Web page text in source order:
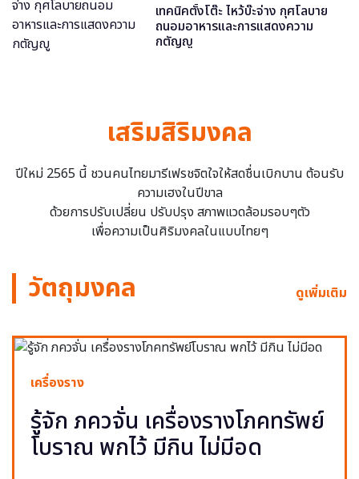
เทคนิคตั้งโต๊ะ ไหว้บ๊ะจ่าง กุศโลบาย
ถนอมอาหารและการแสดงความ
กตัญญู
เสริมสิริมงคล
ปีใหม่ 2565 นี้ ชวนคนไทยมารีเฟรชจิตใจให้สดชื่นเบิกบาน ต้อนรับ
ความเฮงในปีขาล
ด้วยการปรับเปลี่ยน ปรับปรุง สภาพแวดล้อมรอบๆตัว
เพื่อความเป็นศิริมงคลในแบบไทยๆ
วัตถุมงคล ดูเพิ่มเติม
เครื่องราง
รู้จัก ภควจั่น เครื่องรางโภคทรัพย์
โบราณ พกไว้ มีกิน ไม่มีอด